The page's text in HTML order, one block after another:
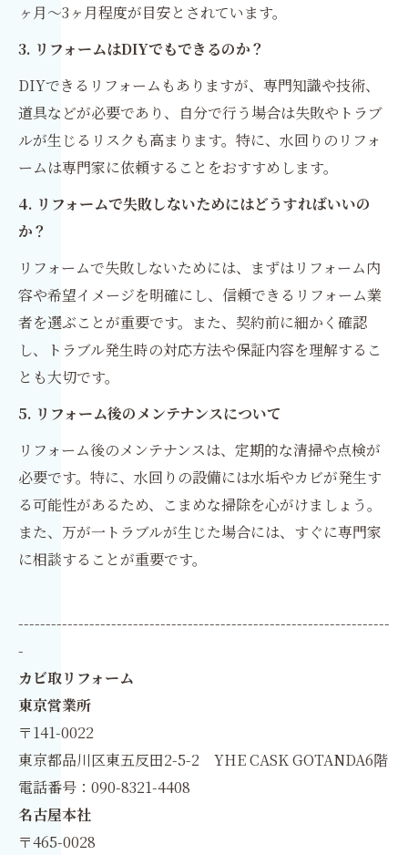
ヶ月～3ヶ月程度が目安とされています。
3. リフォームはDIYでもできるのか？
DIYできるリフォームもありますが、専門知識や技術、
道具などが必要であり、自分で行う場合は失敗やトラブ
ルが生じるリスクも高まります。特に、水回りのリフォ
ームは専門家に依頼することをおすすめします。
4. リフォームで失敗しないためにはどうすればいいの
か？
リフォームで失敗しないためには、まずはリフォーム内
容や希望イメージを明確にし、信頼できるリフォーム業
者を選ぶことが重要です。また、契約前に細かく確認
し、トラブル発生時の対応方法や保証内容を理解するこ
とも大切です。
5. リフォーム後のメンテナンスについて
リフォーム後のメンテナンスは、定期的な清掃や点検が
必要です。特に、水回りの設備には水垢やカビが発生す
る可能性があるため、こまめな掃除を心がけましょう。
また、万が一トラブルが生じた場合には、すぐに専門家
に相談することが重要です。
--------------------------------------------------------------------
-
カビ取リフォーム
東京営業所
〒141-0022
東京都品川区東五反田2-5-2 YHE CASK GOTANDA6階
電話番号：090-8321-4408
名古屋本社
〒465-0028